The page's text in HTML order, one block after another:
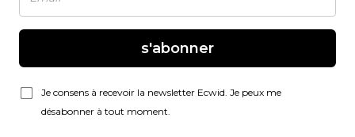
s'abonner
Je consens à recevoir la newsletter Ecwid. Je peux me
désabonner à tout moment.